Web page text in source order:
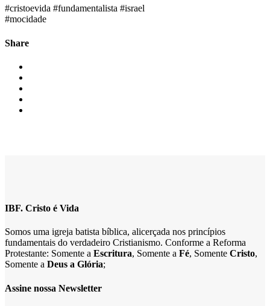
#cristoevida #fundamentalista #israel
#mocidade
Share
IBF. Cristo é Vida
Somos uma igreja batista bíblica, alicerçada nos princípios
fundamentais do verdadeiro Cristianismo. Conforme a Reforma
Protestante: Somente a Escritura, Somente a Fé, Somente Cristo,
Somente a Deus a Glória;
Assine nossa Newsletter